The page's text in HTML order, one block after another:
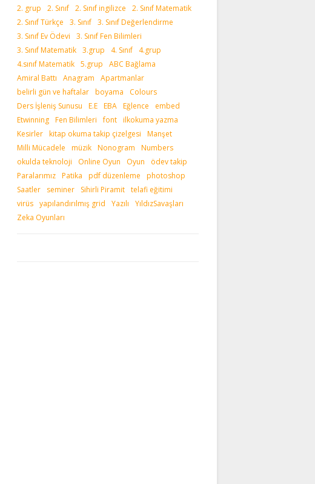
2. grup
2. Sınıf 2. Sınıf ingilizce
2. Sınıf Matematik
2. Sınıf Türkçe
3. Sınıf 3. Sınıf Değerlendirme
3. Sınıf Ev Ödevi
3. Sınıf Fen Bilimleri
3. Sınıf Matematik 3.grup 4. Sınıf
4.grup
4.sınıf Matematik 5.grup
ABC Bağlama
Amiral Battı
Anagram
Apartmanlar
belirli gün ve haftalar boyama
Colours
Ders İşleniş Sunusu
E.E EBA Eğlence
embed
Etwinning Fen Bilimleri font ilkokuma yazma
Kesirler kitap okuma takip çizelgesi
Manşet
Milli Mücadele
müzik Nonogram
Numbers
okulda teknoloji
Online Oyun Oyun
ödev takip
Paralarımız Patika pdf düzenleme
photoshop
Saatler
seminer Sihirli Piramit telafi eğitimi
virüs yapılandırılmış grid Yazılı
YıldızSavaşları
Zeka Oyunları